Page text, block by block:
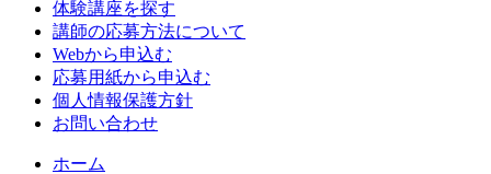
体験講座を探す
講師の応募方法について
Webから申込む
応募用紙から申込む
個人情報保護方針
お問い合わせ
ホーム